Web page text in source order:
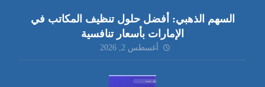
السهم الذهبي: أفضل حلول تنظيف المكاتب في
الإمارات بأسعار تنافسية
أغسطس 2, 2026